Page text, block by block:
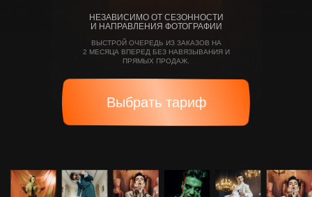
НЕЗАВИСИМО ОТ СЕЗОННОСТИ
И НАПРАВЛЕНИЯ ФОТОГРАФИИ
ВЫСТРОЙ ОЧЕРЕДЬ ИЗ ЗАКАЗОВ НА
2 МЕСЯЦА ВПЕРЕД БЕЗ НАВЯЗЫВАНИЯ И
ПРЯМЫХ ПРОДАЖ.
Выбрать тариф